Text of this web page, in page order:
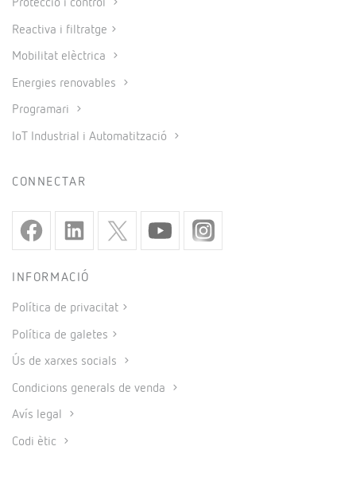
Protecció i control
Reactiva i filtratge
Mobilitat elèctrica
Energies renovables
Programari
IoT Industrial i Automatització
CONNECTAR
INFORMACIÓ
Política de privacitat
Política de galetes
Ús de xarxes socials
Condicions generals de venda
Avís legal
Codi ètic